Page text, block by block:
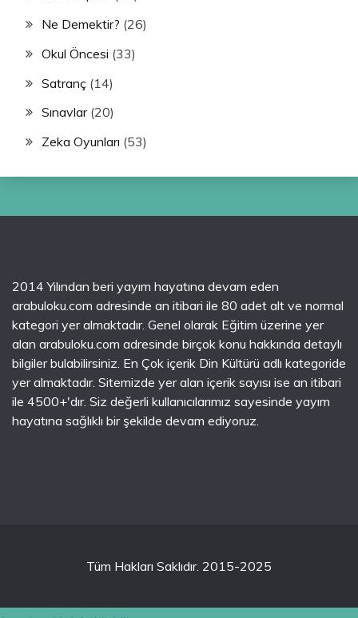
Ne Demektir? (26)
Okul Öncesi (33)
Satranç (14)
Sınavlar(20)
Zeka Oyunları (53)
2014 Yılından beri yayım hayatına devam eden
arabuloku.com adresinde an itibari ile 80 adet alt ve normal
kategori yer almaktadır. Genel olarak Eğitim üzerine yer
alan arabuloku.com adresinde birçok konu hakkında detaylı
bilgiler bulabilirsiniz. En Çok içerik Din Kültürü adlı kategoride
yer almaktadır. Sitemizde yer alan içerik sayısı ise an itibari
ile 4500+'dır. Siz değerli kullanıcılarımız sayesinde yayım
hayatına sağlıklı bir şekilde devam ediyoruz.
Tüm Hakları Saklıdır. 2015-2025